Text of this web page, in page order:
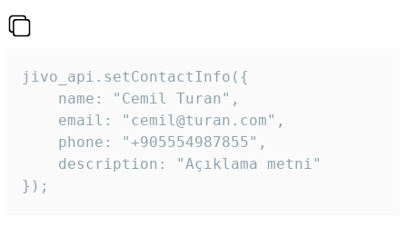
jivo_api.setContactInfo({
    name: "Cemil Turan",
    email: "cemil@turan.com",
    phone: "+905554987855",
    description: "Açıklama metni"
});